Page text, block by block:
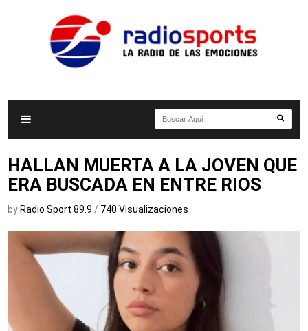
HALLAN MUERTA A LA JOVEN QUE
ERA BUSCADA EN ENTRE RIOS
by Radio Sport 89.9 / 740 Visualizaciones